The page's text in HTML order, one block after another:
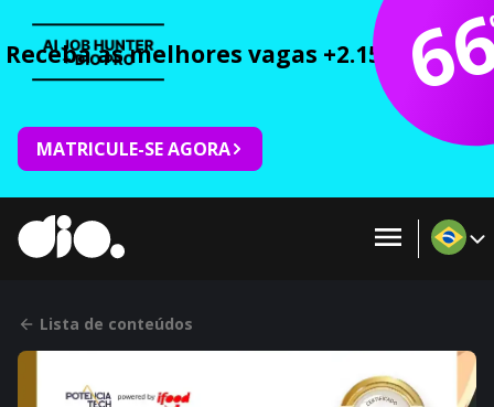
Receba as melhores vagas +2.150 cursos
MATRICULE-SE AGORA
Lista de conteúdos